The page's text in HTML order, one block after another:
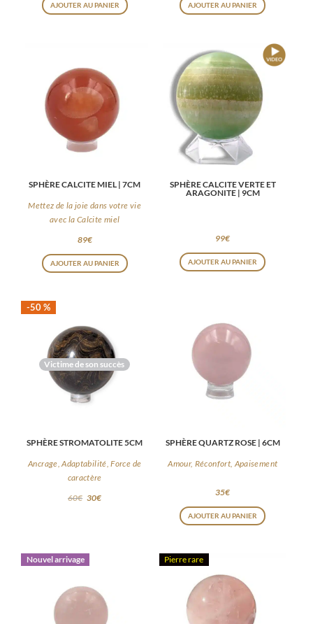
AJOUTER AU PANIER AJOUTER AU PANIER
SPHÈRE CALCITE MIEL | 7CM
Mettez de la joie dans votre vie
avec la Calcite miel
89€
AJOUTER AU PANIER
SPHÈRE CALCITE VERTE ET
ARAGONITE | 9CM
99€
AJOUTER AU PANIER
Victime de son succès
-50 %
SPHÈRE STROMATOLITE 5CM
Ancrage, Adaptabilité, Force de
caractère
60€ 30€
SPHÈRE QUARTZ ROSE | 6CM
Amour, Réconfort, Apaisement
35€
AJOUTER AU PANIER
Nouvel arrivage Pierre rare